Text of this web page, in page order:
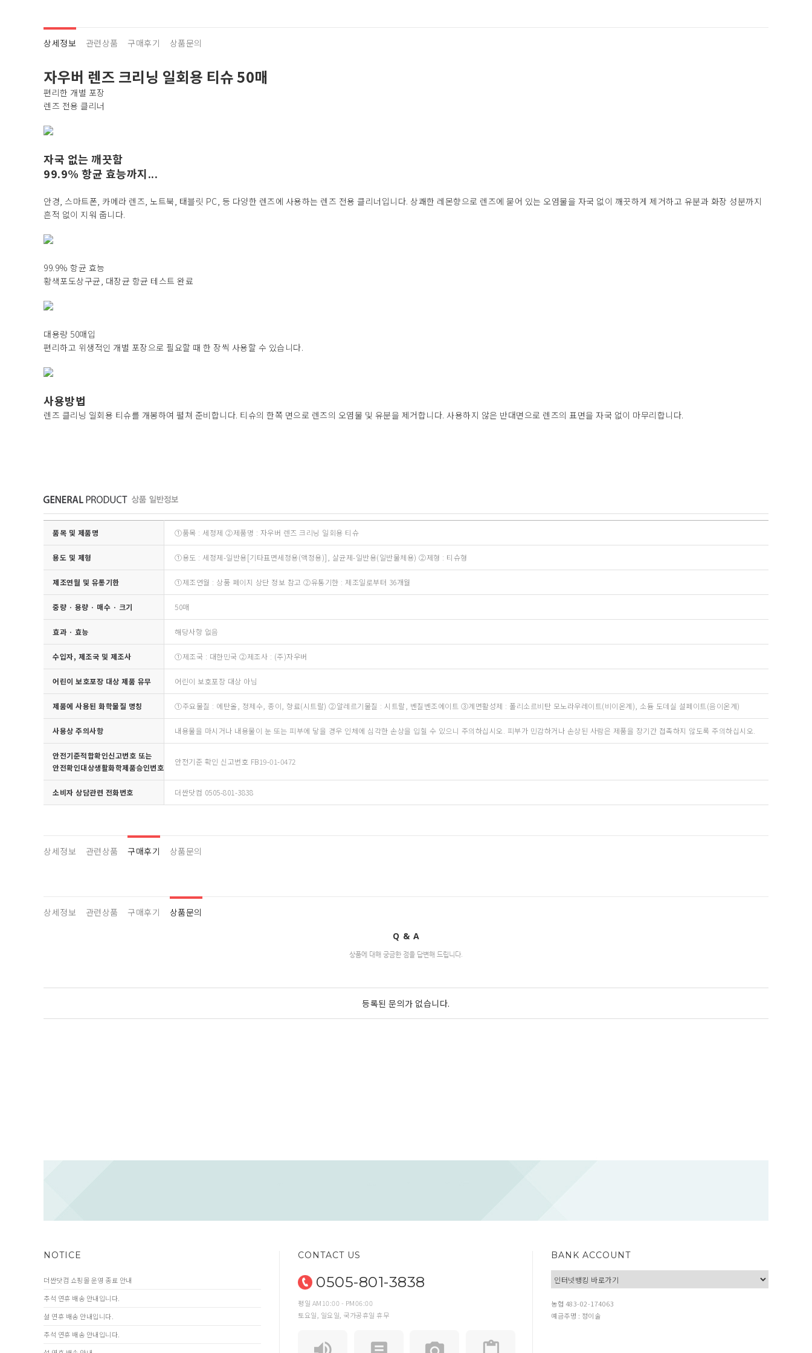
상세정보 관련상품 구매후기 상품문의
자우버 렌즈 크리닝 일회용 티슈 50매
편리한 개별 포장
렌즈 전용 클리너
자국 없는 깨끗함
99.9% 항균 효능까지...
안경, 스마트폰, 카메라 렌즈, 노트북, 태블릿 PC, 등 다양한 렌즈에 사용하는 렌즈 전용 클리너입니다. 상쾌한 레몬향으로 렌즈에 묻어 있는 오염물을 자국 없이 깨끗하게 제거하고 유분과 화장 성분까지
흔적 없이 지워 줍니다.
99.9% 항균 효능
황색포도상구균, 대장균 항균 테스트 완료
대용량 50매입
편리하고 위생적인 개별 포장으로 필요할 때 한 장씩 사용할 수 있습니다.
사용방법
렌즈 클리닝 일회용 티슈를 개봉하여 펼쳐 준비합니다. 티슈의 한쪽 면으로 렌즈의 오염물 및 유분을 제거합니다. 사용하지 않은 반대면으로 렌즈의 표면을 자국 없이 마무리합니다.
품목 및 제품명 ①품목 : 세정제 ②제품명 : 자우버 렌즈 크리닝 일회용 티슈
용도 및 제형 ①용도 : 세정제-일반용[기타표면세정용(액정용)], 살균제-일반용(일반물체용) ②제형 : 티슈형
제조연월 및 유통기한 ①제조연월 : 상품 페이지 상단 정보 참고 ②유통기한 : 제조일로부터 36개월
중량 · 용량 · 매수 · 크기 50매
효과 · 효능 해당사항 없음
수입자, 제조국 및 제조사 ①제조국 : 대한민국 ②제조사 : (주)자우버
어린이 보호포장 대상 제품 유무 어린이 보호포장 대상 아님
제품에 사용된 화학물질 명칭 ①주요물질 : 에탄올, 정제수, 종이, 향료(시트랄) ②알레르기물질 : 시트랄, 벤질벤조에이트 ③계면활성제 : 폴리소르비탄 모노라우레이트(비이온계), 소듐 도데실 설페이트(음이온계)
사용상 주의사항 내용물을 마시거나 내용물이 눈 또는 피부에 닿을 경우 인체에 심각한 손상을 입힐 수 있으니 주의하십시오. 피부가 민감하거나 손상된 사람은 제품을 장기간 접촉하지 않도록 주의하십시오.
안전기준적합확인신고번호 또는
안전확인대상생활화학제품승인번호
안전기준 확인 신고번호 FB19-01-0472
소비자 상담관련 전화번호 더싼닷컴 0505-801-3838
상세정보 관련상품 구매후기 상품문의
상세정보 관련상품 구매후기 상품문의
Q & A
상품에 대해 궁금한 점을 답변해 드립니다.
등록된 문의가 없습니다.
NOTICE
더싼닷컴 쇼핑몰 운영 종료 안내
추석 연휴 배송 안내입니다.
설 연휴 배송 안내입니다.
추석 연휴 배송 안내입니다.
CONTACT US
0505-801-3838
평일 AM10:00 - PM06:00
토요일, 일요일, 국가공휴일 휴무
BANK ACCOUNT
농협 483-02-174063
예금주명 : 정이술